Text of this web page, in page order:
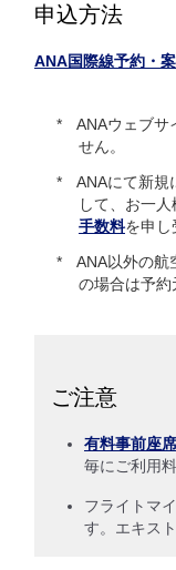
申込方法
ANA国際線予約・
ANAウェブサ
せん。
ANAにて新規
して、お一
手数料を申し
ANA以外の航
の場合は予約
ご注意
有料事前座
毎にご利用
フライトマ
す。エキス